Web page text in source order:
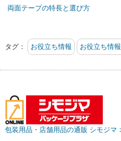
両面テープの特長と選び方
タグ： お役立ち情報 お役立ち情
包装用品・店舗用品の通販 シモジマ